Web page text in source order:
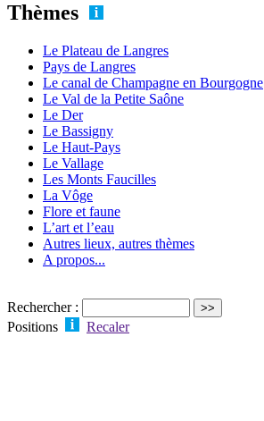
Thèmes
Le Plateau de Langres
Pays de Langres
Le canal de Champagne en Bourgogne
Le Val de la Petite Saône
Le Der
Le Bassigny
Le Haut-Pays
Le Vallage
Les Monts Faucilles
La Vôge
Flore et faune
L’art et l’eau
Autres lieux, autres thèmes
A propos...
Rechercher :
Positions
Recaler